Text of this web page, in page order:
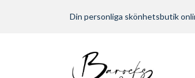
Din personliga skönhetsbutik